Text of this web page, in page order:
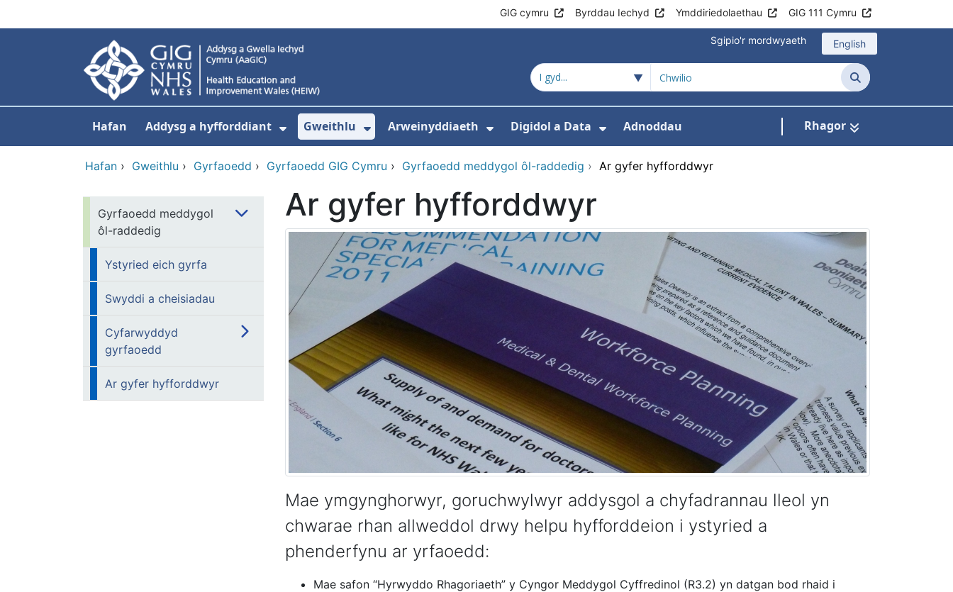
GIG cymru Byrddau Iechyd Ymddiriedolaethau GIG 111 Cymru
Sgipio'r mordwyaeth English
Chwilio
Hafan Addysg a hyfforddiant
Dangos isddewislen ar gyfer Addysg a hyfforddiant
Gweithlu
Dangos isddewislen ar gyfer Gweithlu
Arweinyddiaeth Digidol a Data Adnoddau Rhagor
Hafan › Gweithlu › Gyrfaoedd › Gyrfaoedd GIG Cymru › Gyrfaoedd meddygol ôl-raddedig › Ar gyfer hyfforddwyr
Gyrfaoedd meddygol
ôl-raddedig
Ystyried eich gyrfa
Swyddi a cheisiadau
Cyfarwyddyd
gyrfaoedd
Ar gyfer hyfforddwyr
Ar gyfer hyfforddwyr
Mae ymgynghorwyr, goruchwylwyr addysgol a chyfadrannau lleol yn
chwarae rhan allweddol drwy helpu hyfforddeion i ystyried a
phenderfynu ar yrfaoedd:
Mae safon “Hyrwyddo Rhagoriaeth” y Cyngor Meddygol Cyffredinol (R3.2) yn datgan bod rhaid i